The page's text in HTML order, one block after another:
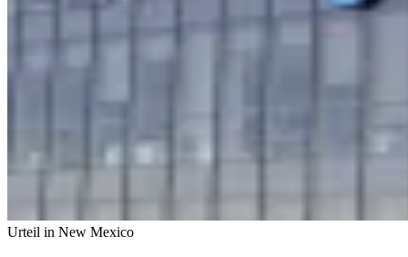
Urteil in New Mexico